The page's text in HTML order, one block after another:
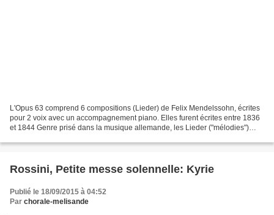
L'Opus 63 comprend 6 compositions (Lieder) de Felix Mendelssohn, écrites
pour 2 voix avec un accompagnement piano. Elles furent écrites entre 1836
et 1844 Genre prisé dans la musique allemande, les Lieder ("mélodies")
Rossini, Petite messe solennelle: Kyrie
Publié le 18/09/2015 à 04:52
Par chorale-melisande